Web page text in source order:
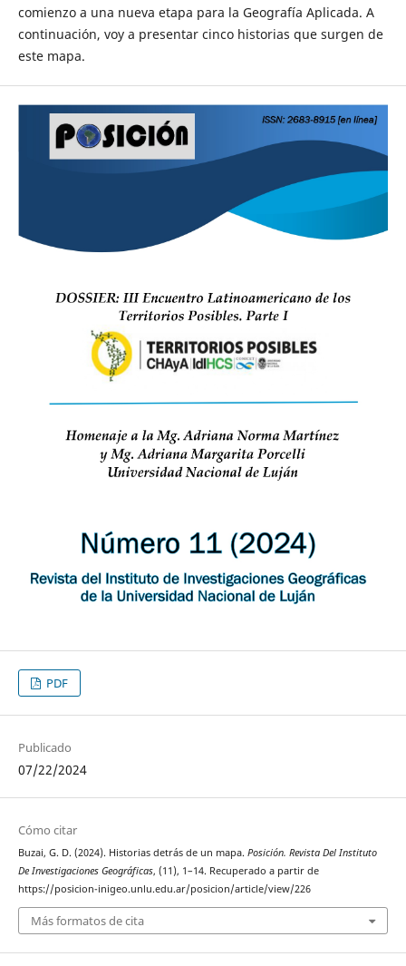
comienzo a una nueva etapa para la Geografía Aplicada. A
continuación, voy a presentar cinco historias que surgen de
este mapa.
PDF
Publicado
07/22/2024
Cómo citar
Buzai, G. D. (2024). Historias detrás de un mapa. Posición. Revista Del Instituto
De Investigaciones Geográficas, (11), 1–14. Recuperado a partir de
https://posicion-inigeo.unlu.edu.ar/posicion/article/view/226
Más formatos de cita